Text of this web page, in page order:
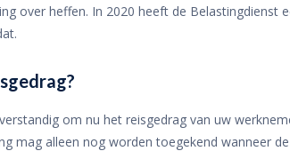
over heffen. In 2020 heeft de Belastingdienst
om nu het reisgedrag van uw
mag alleen nog worden toegekend wanneer